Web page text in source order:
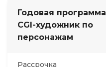
Годовая программа
CGI-художник по
персонажам
Рассрочка